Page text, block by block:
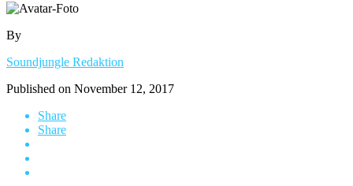
By
Soundjungle Redaktion
Published on November 12, 2017
Share
Share